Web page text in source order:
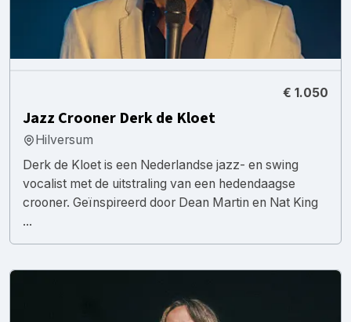
€ 1.050
Jazz Crooner Derk de Kloet
Hilversum
Derk de Kloet is een Nederlandse jazz- en swing
vocalist met de uitstraling van een hedendaagse
crooner. Geïnspireerd door Dean Martin en Nat King
...